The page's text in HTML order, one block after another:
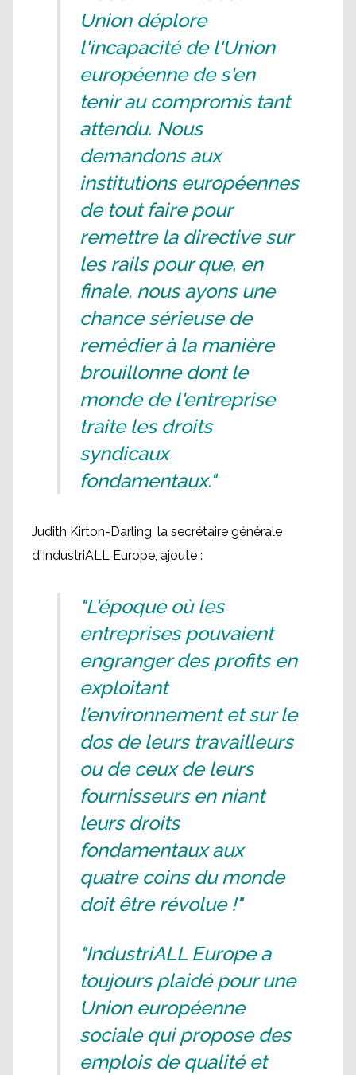
Union déplore
l'incapacité de l'Union
européenne de s'en
tenir au compromis tant
attendu. Nous
demandons aux
institutions européennes
de tout faire pour
remettre la directive sur
les rails pour que, en
finale, nous ayons une
chance sérieuse de
remédier à la manière
brouillonne dont le
monde de l'entreprise
traite les droits
syndicaux
fondamentaux."
Judith Kirton-Darling, la secrétaire générale
d'IndustriALL Europe, ajoute :
"L'époque où les
entreprises pouvaient
engranger des profits en
exploitant
l’environnement et sur le
dos de leurs travailleurs
ou de ceux de leurs
fournisseurs en niant
leurs droits
fondamentaux aux
quatre coins du monde
doit être révolue !"
"IndustriALL Europe a
toujours plaidé pour une
Union européenne
sociale qui propose des
emplois de qualité et